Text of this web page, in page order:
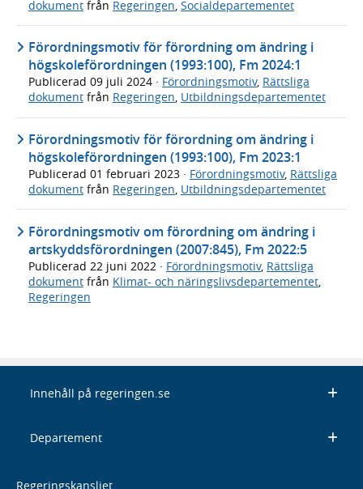
dokument från Regeringen Socialdepartementet
Förordningsmotiv för förordning om ändring i
högskoleförordningen (1993:100), Fm 2024:1
Publicerad 09 juli 2024 · Förordningsmotiv, Rättsliga
dokument från Regeringen, Utbildningsdepartementet
Förordningsmotiv för förordning om ändring i
högskoleförordningen (1993:100), Fm 2023:1
Publicerad 01 februari 2023 · Förordningsmotiv, Rättsliga
dokument från Regeringen, Utbildningsdepartementet
Förordningsmotiv om förordning om ändring i
artskyddsförordningen (2007:845), Fm 2022:5
Publicerad 22 juni 2022 · Förordningsmotiv, Rättsliga
dokument från Klimat- och näringslivsdepartementet
Regeringen
Innehåll på regeringen.se
Departement
Regeringskansliet